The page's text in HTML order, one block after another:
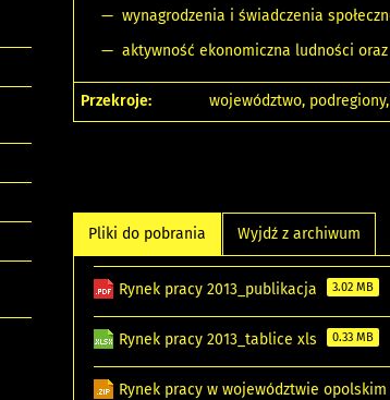
— wynagrodzenia i świadczenia
— aktywność ekonomiczna ludności oraz
Przekroje: województwo,
Pliki do pobrania Wyjdź z archiwum
Rynek pracy 2013_publikacja 3.02 MB
Rynek pracy 2013_tablice xls 0.33 MB
Rynek pracy w województwie opolskim